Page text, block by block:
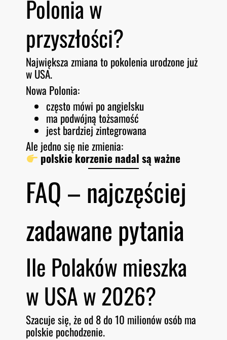
Polonia w
przyszłości?
Największa zmiana to pokolenia urodzone już
w USA.
Nowa Polonia:
często mówi po angielsku
ma podwójną tożsamość
jest bardziej zintegrowana
Ale jedno się nie zmienia:
polskie korzenie nadal są ważne
FAQ – najczęściej
zadawane pytania
Ile Polaków mieszka
w USA w 2026?
Szacuje się, że od 8 do 10 milionów osób ma
polskie pochodzenie.